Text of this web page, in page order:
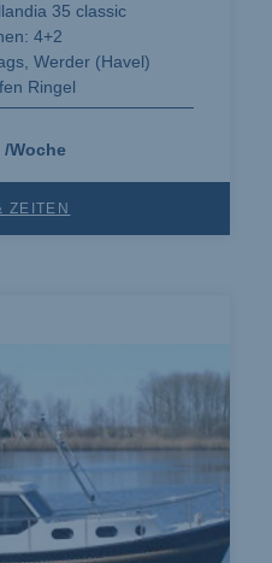
35 classic
4+2
Werder (Havel)
Ringel
/Woche
ZEITEN